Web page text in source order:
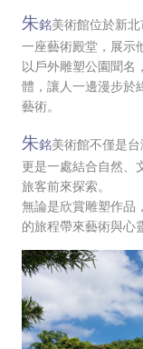
朱銘美術館位於新
一座藝術殿堂，展示
以戶外雕塑公園聞名
體，讓人一邊漫步於
藝術。
朱銘美術館不僅是
更是一處結合自然、
旅客前來探索。
無論是欣賞雕塑作品
的旅程帶來藝術與心